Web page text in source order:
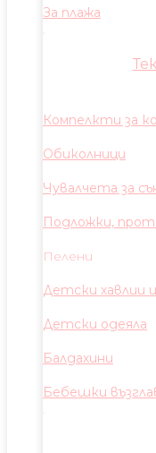
За плажа
Компелкти за
Обиколници
Чувалчета за
Подложки,
Пелени
Детски хавлии
Детски одеяла
Балдахини
Бебешки